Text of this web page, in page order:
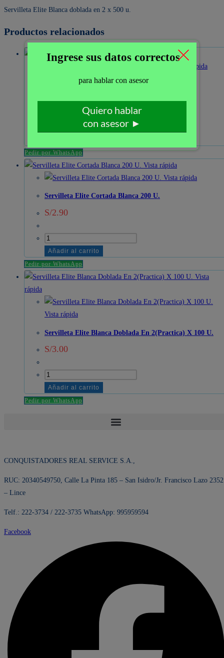
Servilleta Elite Blanca doblada en 2 x 500 u.
Productos relacionados
Vista rápida
Vista rápida
Servilleta Elite Doblada en 4 X 100 Unid.
S/4.90
Doblada
en
4
100
Unid.
Pedir por WhatsApp
Vista rápida
Vista rápida
Servilleta Elite Cortada Blanca 200 U.
S/2.90
Servilleta
Elite
Cortada
Blanca
U.
cantidad
Añadir al carrito
Pedir por WhatsApp
Vista
rápida
Vista rápida
Servilleta Elite Blanca Doblada En 2(Practica) X 100 U.
S/3.00
Servilleta
Elite
Blanca
100
Añadir al carrito
Pedir por WhatsApp
CONQUISTADORES REAL SERVICE S.A.,
RUC: 20340549750, Calle La Pinta 185 – San Isidro/Jr. Francisco Lazo 2352
– Lince
Telf.: 222-3734 / 222-3735 WhatsApp: 995959594
Facebook